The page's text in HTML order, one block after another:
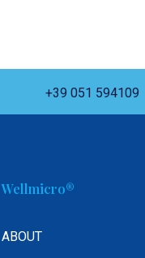
+39 051 594109
Wellmicro®
ABOUT